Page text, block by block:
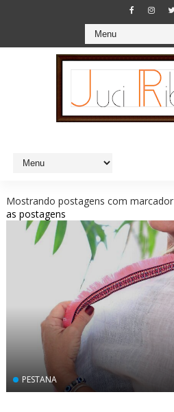
Mostrando postagens com marcador
as postagens
PESTANA